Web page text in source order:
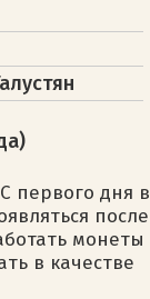
первого дня в
после
монеты
в качестве